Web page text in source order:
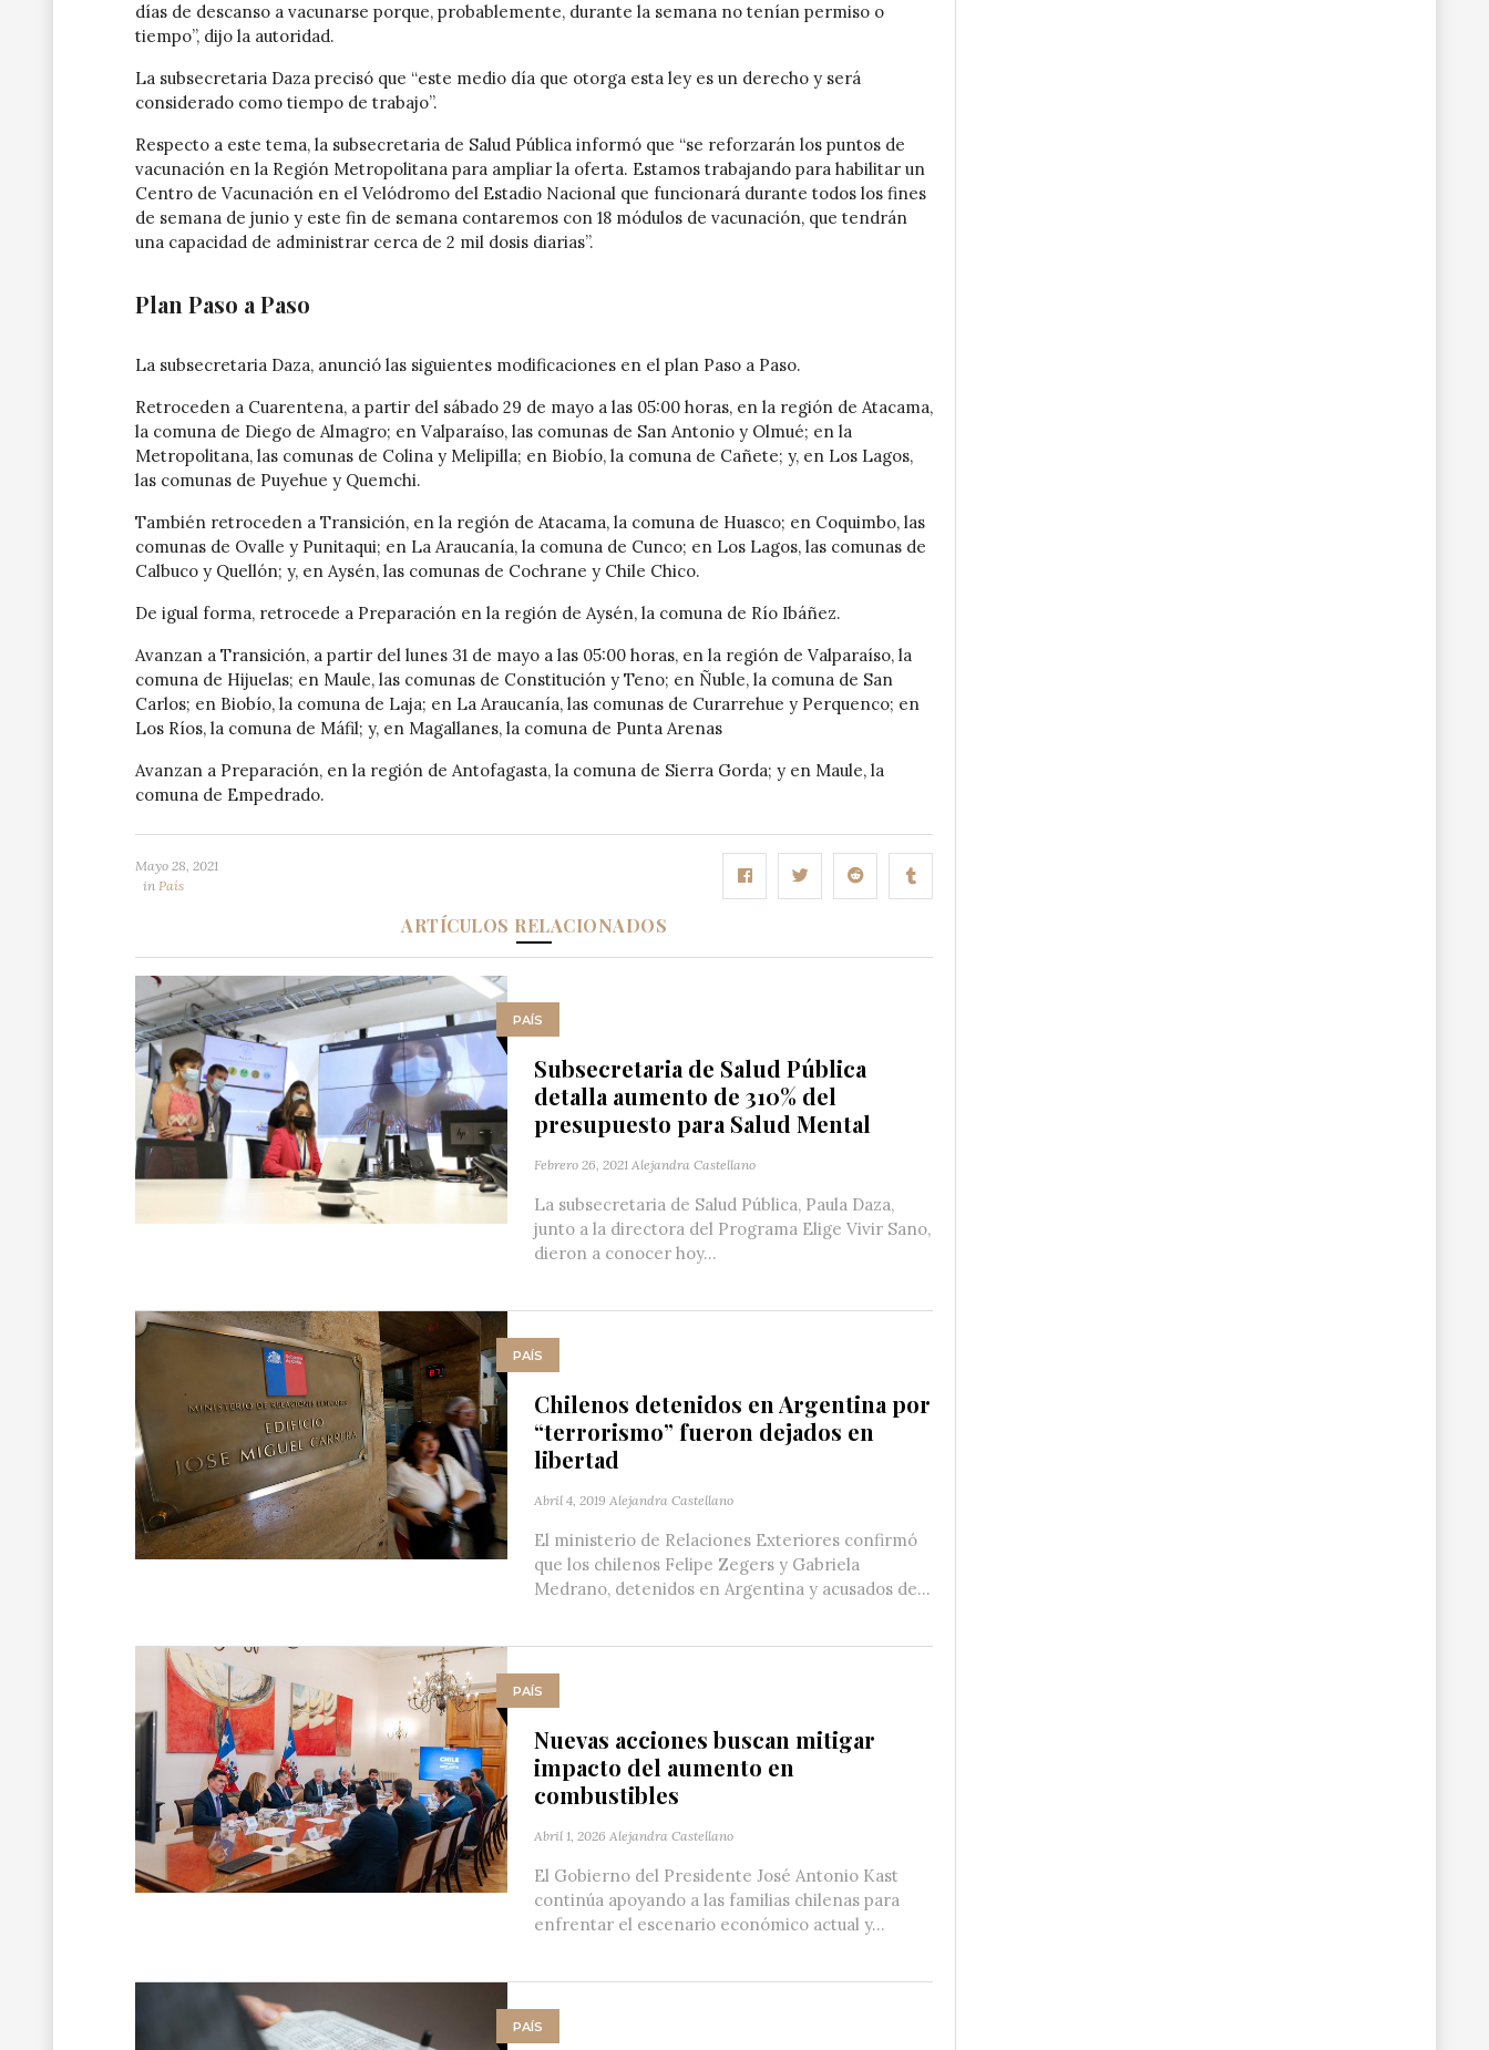
días de descanso a vacunarse porque, probablemente, durante la semana no tenían permiso o
tiempo”, dijo la autoridad.
La subsecretaria Daza precisó que “este medio día que otorga esta ley es un derecho y será
considerado como tiempo de trabajo”.
Respecto a este tema, la subsecretaria de Salud Pública informó que “se reforzarán los puntos de
vacunación en la Región Metropolitana para ampliar la oferta. Estamos trabajando para habilitar un
Centro de Vacunación en el Velódromo del Estadio Nacional que funcionará durante todos los fines
de semana de junio y este fin de semana contaremos con 18 módulos de vacunación, que tendrán
una capacidad de administrar cerca de 2 mil dosis diarias”.
Plan Paso a Paso
La subsecretaria Daza, anunció las siguientes modificaciones en el plan Paso a Paso.
Retroceden a Cuarentena, a partir del sábado 29 de mayo a las 05:00 horas, en la región de Atacama,
la comuna de Diego de Almagro; en Valparaíso, las comunas de San Antonio y Olmué; en la
Metropolitana, las comunas de Colina y Melipilla; en Biobío, la comuna de Cañete; y, en Los Lagos,
las comunas de Puyehue y Quemchi.
También retroceden a Transición, en la región de Atacama, la comuna de Huasco; en Coquimbo, las
comunas de Ovalle y Punitaqui; en La Araucanía, la comuna de Cunco; en Los Lagos, las comunas de
Calbuco y Quellón; y, en Aysén, las comunas de Cochrane y Chile Chico.
De igual forma, retrocede a Preparación en la región de Aysén, la comuna de Río Ibáñez.
Avanzan a Transición, a partir del lunes 31 de mayo a las 05:00 horas, en la región de Valparaíso, la
comuna de Hijuelas; en Maule, las comunas de Constitución y Teno; en Ñuble, la comuna de San
Carlos; en Biobío, la comuna de Laja; en La Araucanía, las comunas de Curarrehue y Perquenco; en
Los Ríos, la comuna de Máfil; y, en Magallanes, la comuna de Punta Arenas
Avanzan a Preparación, en la región de Antofagasta, la comuna de Sierra Gorda; y en Maule, la
comuna de Empedrado.
Mayo 28, 2021
in País
ARTÍCULOS RELACIONADOS
PAÍS
Subsecretaria de Salud Pública
detalla aumento de 310% del
presupuesto para Salud Mental
Febrero 26, 2021 Alejandra Castellano
La subsecretaria de Salud Pública, Paula Daza,
junto a la directora del Programa Elige Vivir Sano,
dieron a conocer hoy...
PAÍS
Chilenos detenidos en Argentina por
“terrorismo” fueron dejados en
libertad
Abril 4, 2019 Alejandra Castellano
El ministerio de Relaciones Exteriores confirmó
que los chilenos Felipe Zegers y Gabriela
Medrano, detenidos en Argentina y acusados de...
PAÍS
Nuevas acciones buscan mitigar
impacto del aumento en
combustibles
Abril 1, 2026 Alejandra Castellano
El Gobierno del Presidente José Antonio Kast
continúa apoyando a las familias chilenas para
enfrentar el escenario económico actual y...
PAÍS